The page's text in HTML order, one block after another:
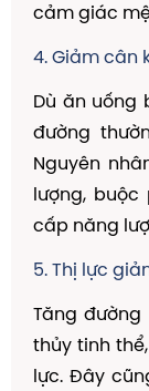
cảm giác
4. Giảm cân
Dù ăn uống
đường
Nguyên
lượng,
cấp năng
5. Thị lực
Tăng
thủy tinh
lực. Đây